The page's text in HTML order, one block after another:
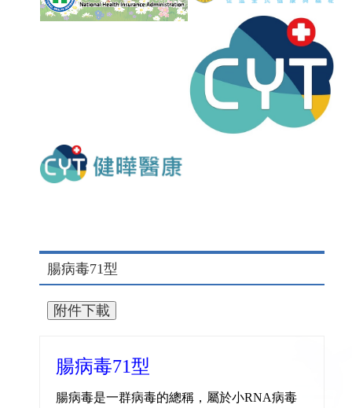
腸病毒71型
腸病毒71型
腸病毒是一群病毒的總稱，屬於小RNA病毒